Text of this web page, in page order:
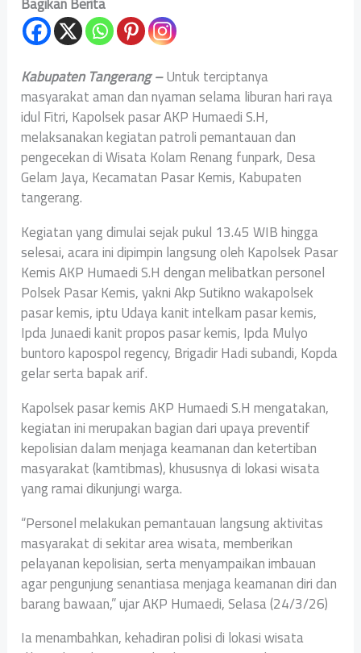
Kabupaten Tangerang –Untuk terciptanya
masyarakat aman dan nyaman selama liburan hari raya
idul Fitri, Kapolsek pasar AKP Humaedi S.H,
melaksanakan kegiatan patroli pemantauan dan
pengecekan di Wisata Kolam Renang funpark, Desa
Gelam Jaya, Kecamatan Pasar Kemis, Kabupaten
tangerang.
Kegiatan yang dimulai sejak pukul 13.45 WIB hingga
selesai, acara ini dipimpin langsung oleh Kapolsek Pasar
Kemis AKP Humaedi S.H dengan melibatkan personel
Polsek Pasar Kemis, yakni Akp Sutikno wakapolsek
pasar kemis, iptu Udaya kanit intelkam pasar kemis,
Ipda Junaedi kanit propos pasar kemis, Ipda Mulyo
buntoro kapospol regency, Brigadir Hadi subandi, Kopda
gelar serta bapak arif.
Kapolsek pasar kemis AKP Humaedi S.H mengatakan,
kegiatan ini merupakan bagian dari upaya preventif
kepolisian dalam menjaga keamanan dan ketertiban
masyarakat (kamtibmas), khususnya di lokasi wisata
yang ramai dikunjungi warga.
“Personel melakukan pemantauan langsung aktivitas
masyarakat di sekitar area wisata, memberikan
pelayanan kepolisian, serta menyampaikan imbauan
agar pengunjung senantiasa menjaga keamanan diri dan
barang bawaan,” ujar AKP Humaedi, Selasa (24/3/26)
Ia menambahkan, kehadiran polisi di lokasi wisata